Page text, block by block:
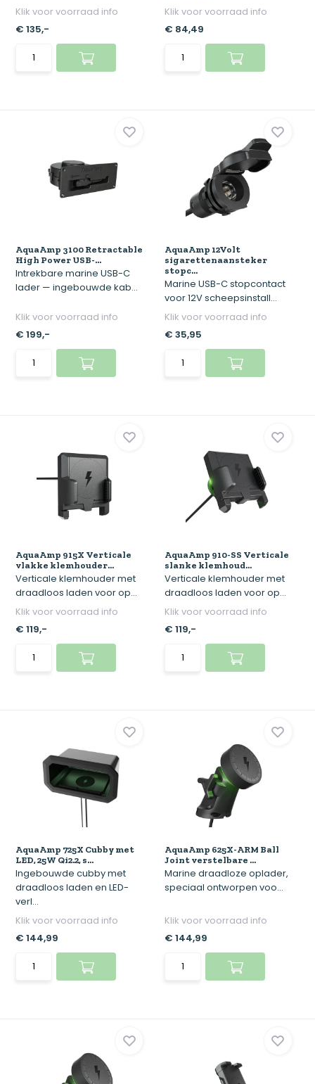
Klik voor voorraad info
€ 135,-
Klik voor voorraad info
€ 84,49
AquaAmp 3100 Retractable
High Power USB-...
Intrekbare marine USB-C
lader — ingebouwde kab...
Klik voor voorraad info
€ 199,-
AquaAmp 12Volt
sigarettenaansteker
stopc...
Marine USB-C stopcontact
voor 12V scheepsinstall...
Klik voor voorraad info
€ 35,95
AquaAmp 915X Verticale
vlakke klemhouder...
Verticale klemhouder met
draadloos laden voor op...
Klik voor voorraad info
€ 119,-
AquaAmp 910-SS Verticale
slanke klemhoud...
Verticale klemhouder met
draadloos laden voor op...
Klik voor voorraad info
€ 119,-
AquaAmp 725X Cubby met
LED, 25W Qi2.2, s...
Ingebouwde cubby met
draadloos laden en LED-
verl...
Klik voor voorraad info
€ 144,99
AquaAmp 625X-ARM Ball
Joint verstelbare ...
Marine draadloze oplader,
speciaal ontworpen voo...
Klik voor voorraad info
€ 144,99